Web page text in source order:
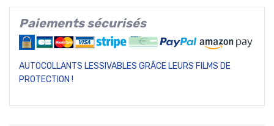
Paiements sécurisés
AUTOCOLLANTS LESSIVABLES GRÂCE LEURS FILMS DE
PROTECTION !